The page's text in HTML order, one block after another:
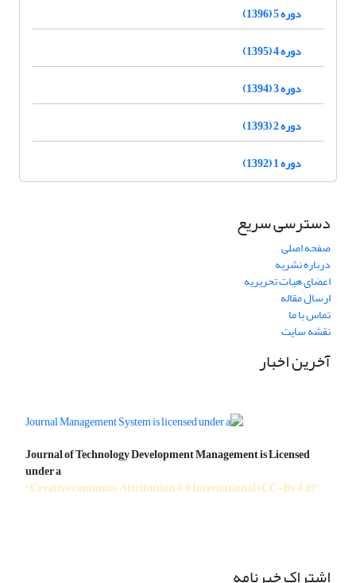
دوره 5 (1396)
دوره 4 (1395)
دوره 3 (1394)
دوره 2 (1393)
دوره 1 (1392)
دسترسی سریع
صفحه اصلی
درباره نشریه
اعضای هیات تحریریه
ارسال مقاله
تماس با ما
نقشه سایت
آخرین اخبار
Journal of Technology Development Management is Licensed
under a
"Creative commons Attribution 4.0 International (CC-By 4.0)"